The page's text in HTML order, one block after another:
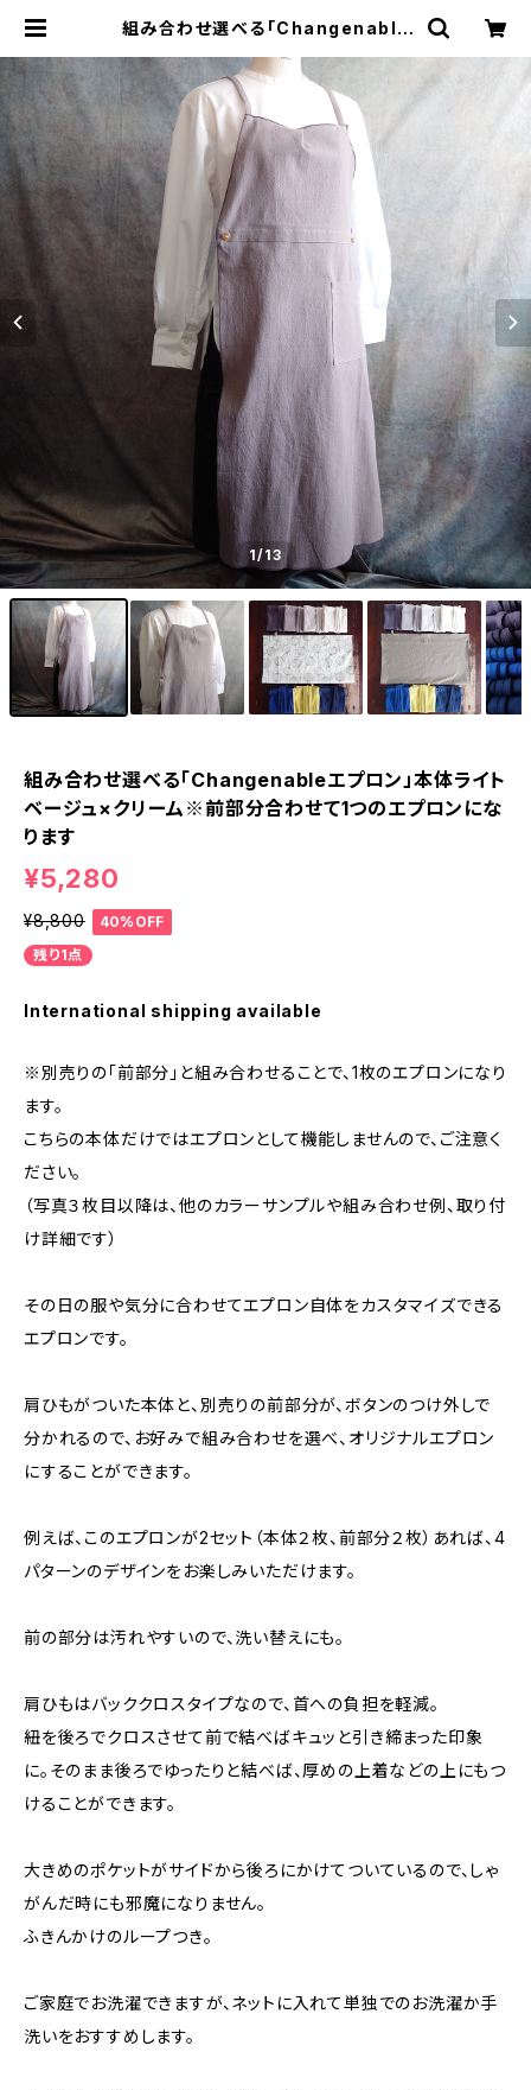
組み合わせ選べる「Changenable
ム※前部分合わせて1つのエプロンに
なります | tututu design
1/13
組み合わせ選べる「Changenableエプロン」本体ライト
ベージュ×クリーム※前部分合わせて1つのエプロンにな
ります
¥5,280
¥8,800
40%OFF
残り1点
International shipping available
※別売りの「前部分」と組み合わせることで、1枚のエプロンになり
ます。
こちらの本体だけではエプロンとして機能しませんので、ご注意く
ださい。
（写真３枚目以降は、他のカラーサンプルや組み合わせ例、取り付
け詳細です）
その日の服や気分に合わせてエプロン自体をカスタマイズできる
エプロンです。
肩ひもがついた本体と、別売りの前部分が、ボタンのつけ外しで
分かれるので、お好みで組み合わせを選べ、オリジナルエプロン
にすることができます。
例えば、このエプロンが2セット（本体２枚、前部分２枚）あれば、4
パターンのデザインをお楽しみいただけます。
前の部分は汚れやすいので、洗い替えにも。
肩ひもはバッククロスタイプなので、首への負担を軽減。
紐を後ろでクロスさせて前で結べばキュッと引き締まった印象
に。そのまま後ろでゆったりと結べば、厚めの上着などの上にもつ
けることができます。
大きめのポケットがサイドから後ろにかけてついているので、しゃ
がんだ時にも邪魔になりません。
ふきんかけのループつき。
ご家庭でお洗濯できますが、ネットに入れて単独でのお洗濯か手
洗いをおすすめします。